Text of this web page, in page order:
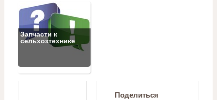
Запчасти к
сельхозтехнике
Поделиться